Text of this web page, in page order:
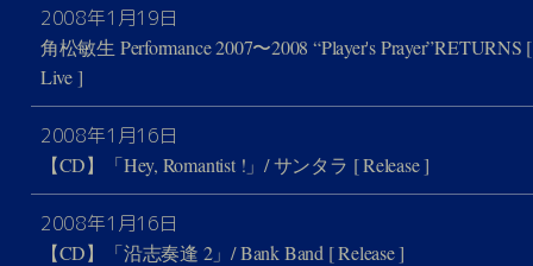
2008年1月19日
角松敏生 Performance 2007〜2008 “Player's Prayer”RETURNS [
Live ]
2008年1月16日
【CD】「Hey, Romantist !」/ サンタラ [ Release ]
2008年1月16日
【CD】「沿志奏逢 2」/ Bank Band [ Release ]